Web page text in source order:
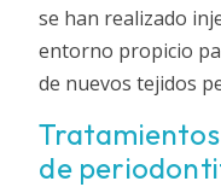
se han realizado
entorno propicio
de nuevos tejidos
de